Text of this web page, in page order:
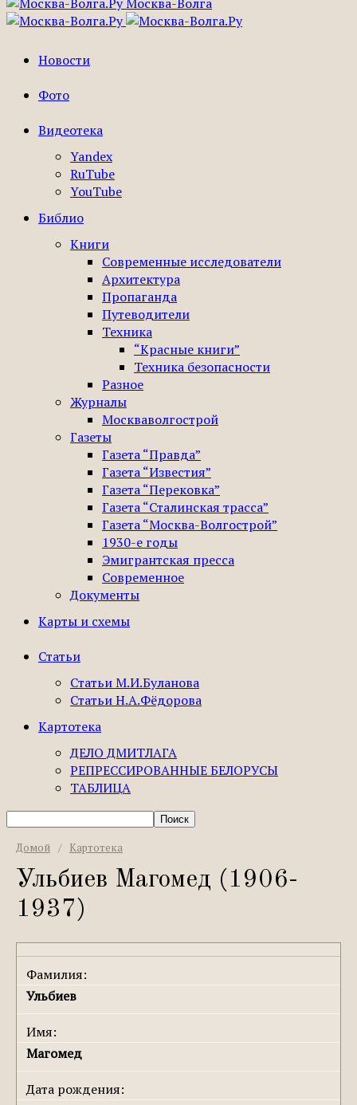
Новости
Фото
Видеотека
Yandex
RuTube
YouTube
Библио
Книги
Современные исследователи
Архитектура
Пропаганда
Путеводители
Техника
“Красные книги”
Техника безопасности
Разное
Журналы
Москваволгострой
Газеты
Газета “Правда”
Газета “Известия”
Газета “Перековка”
Газета “Сталинская трасса”
Газета “Москва-Волгострой”
1930-е годы
Эмигрантская пресса
Современное
Документы
Карты и схемы
Статьи
Статьи М.И.Буланова
Статьи Н.А.Фёдорова
Картотека
ДЕЛО ДМИТЛАГА
РЕПРЕССИРОВАННЫЕ БЕЛОРУСЫ
ТАБЛИЦА
Домой / Картотека
Ульбиев Магомед (1906-
1937)
Фамилия:
Ульбиев
Имя:
Магомед
Дата рождения: